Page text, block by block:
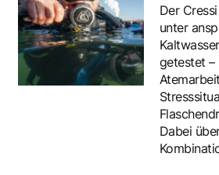
Der
unter
getestet –
Dabei